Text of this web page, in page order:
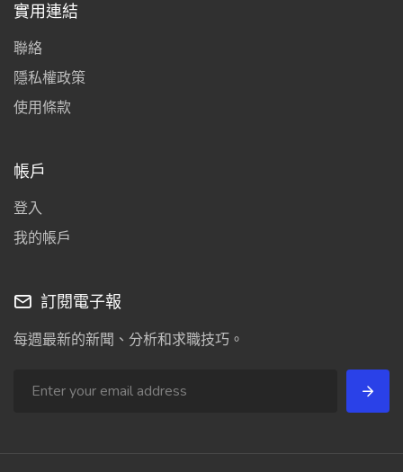
實用連結
聯絡
隱私權政策
使用條款
帳戶
登入
我的帳戶
訂閱電子報
每週最新的新聞、分析和求職技巧。